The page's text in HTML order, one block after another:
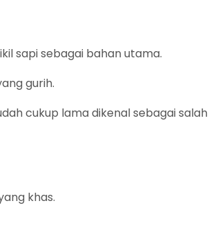
sapi sebagai bahan utama.
gurih.
cukup lama dikenal sebagai salah
khas.